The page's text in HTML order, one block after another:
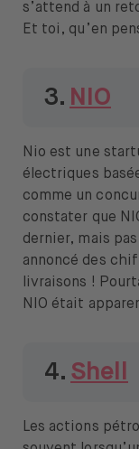
s’attend à un
Et toi, qu’en
3. NIO
Nio est une
électriques
comme un
constater que
dernier, mais pas
annoncé des
livraisons !
NIO était
4. Shell
Les actions